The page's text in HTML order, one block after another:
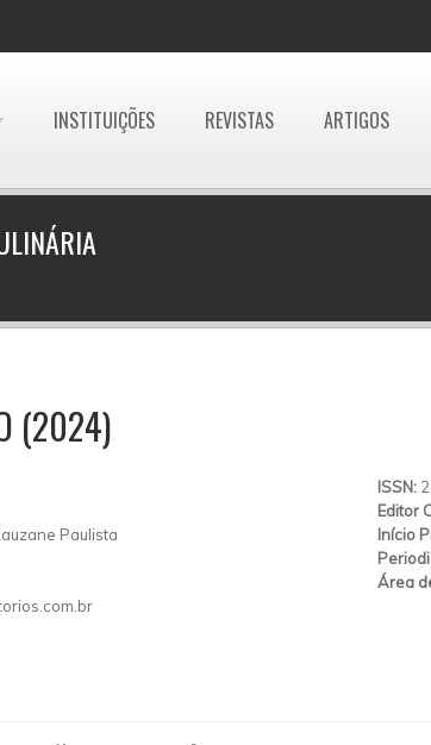
INSTITUIÇÕES REVISTAS ARTIGOS
(2024)
Paulista
ISSN:
Editor
Início
Área